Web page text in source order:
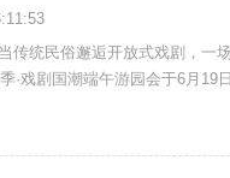
传统民俗邂逅开放式戏剧，一
·戏剧国潮端午游园会于6月19